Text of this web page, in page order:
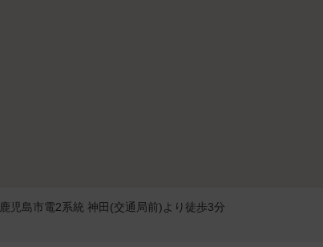
鹿児島市電2系統 神田(交通局前)より徒歩3分